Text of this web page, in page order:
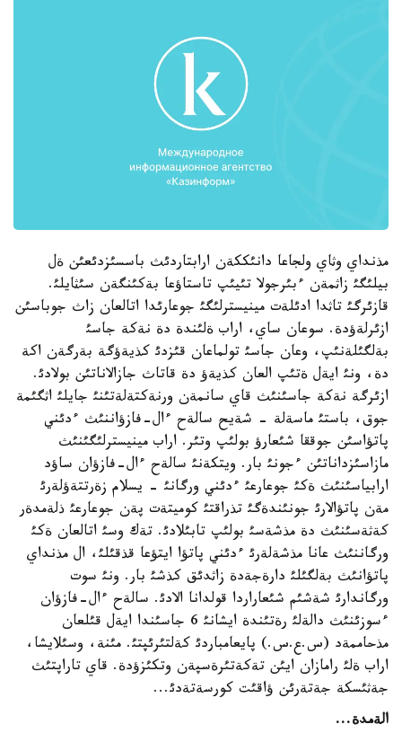
مذنداي وثاي ولجاعا دانئككةن ارابتاردئث باسسئزدئعئن ةل
بيلئگئ زاثمةن ءبئرجولا تئيئپ تاستاؤعا بةكئنگةن سئثايلئ.
قازئرگئ تاثدا ادئلةت مينيسترلئگئ جوعارئدا اتالعان زاث جوباسئن
ازئرلةؤدة. سوعان ساي، اراب ةلئندة دة نةكة جاسئ
بةلگئلةنئپ، وعان جاسئ تولماعان قئزدئ كذيةؤگة بةرگةن اكة
دة، ونئ ايةل ةتئپ العان كذيةؤ دة قاتاث جازالاناتئن بولادئ.
ازئرگة نةكة جاسئنئث قاي سانمةن ورنةكتةلةتئنئ جايلئ اثگئمة
جوق، باستئ ماسةلة - شةيح سالةح ءال-فازؤاننئث ءدئني
پاتؤاسئن جوققا شئعارؤ بولئپ وتئر. اراب مينيسترلئگئنئث
مازاسئزداناتئن ءجونئ بار. ويتكةنئ سالةح ءال-فازؤان ساؤد
ارابياسئنئث ةكئ جوعارعئ ءدئني ورگانئ - يسلام زةرتتةؤلةرئ
مةن پاتؤالارئ جونئندةگئ تذراقتئ كوميتةت پةن جوعارعئ ذلةمدةر
كةثةسئنئث دة مذشةسئ بولئپ تابئلادئ. تةك وسئ اتالعان ةكئ
ورگاننئث عانا مذشةلةرئ ءدئني پاتؤا ايتؤعا قذقئلئ، ال مذنداي
پاتؤانئث بةلگئلئ دارةجةدة زاثدئق كذشئ بار. ونئ سوت
ورگاندارئ شةشئم شئعاراردا قولدانا الادئ. سالةح ءال-فازؤان
ءسوزئنئث دالةلئ رةتئندة ايشانئ 6 جاسئندا ايةل قئلعان
مذحاممةد (س.ع.س.) پايعامباردئ كةلتئرئپتئ. مئنة، وسئلايشا،
اراب ةلئ رامازان ايئن تةكةتئرةسپةن وتكئزؤدة. قاي تاراپتئث
جةثئسكة جةتةرئن ؤاقئت كورسةتةدئ...
الةمدة...